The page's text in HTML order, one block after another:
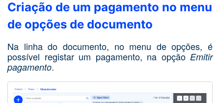
Criação de um pagamento no menu
de opções de documento
Na linha do documento, no menu de opções, é
possível registar um pagamento, na opção Emitir
pagamento.